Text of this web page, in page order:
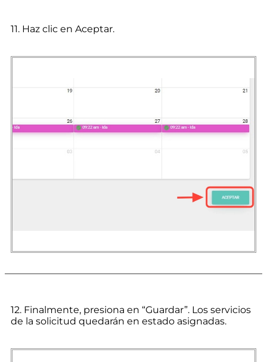
11. Haz clic en Aceptar.
12. Finalmente, presiona en “Guardar”. Los servicios
de la solicitud quedarán en estado asignadas.